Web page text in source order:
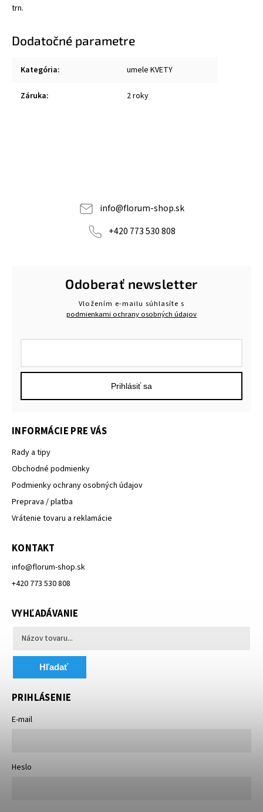
trn.
Dodatočné parametre
Kategória: umele KVETY
Záruka: 2 roky
info@florum-shop.sk
+420 773 530 808
Odoberať newsletter
Vložením e-mailu súhlasíte s
podmienkami ochrany osobných údajov
Prihlásiť sa
INFORMÁCIE PRE VÁS
Rady a tipy
Obchodné podmienky
Podmienky ochrany osobných údajov
Preprava / platba
Vrátenie tovaru a reklamácie
KONTAKT
info@florum-shop.sk
+420 773 530 808
VYHĽADÁVANIE
Hľadať
PRIHLÁSENIE
E-mail
Heslo